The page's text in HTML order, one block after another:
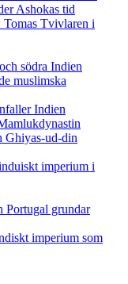
Ashokas tid
Tvivlaren i
södra Indien
muslimska
Indien
Ghiyas-ud-din
imperium i
Portugal grundar
imperium som